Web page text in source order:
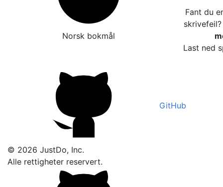
Norsk bokmål
Fant du
Last ned
GitHub
© 2026 JustDo, Inc.
Alle rettigheter reservert.